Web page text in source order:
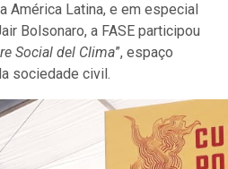
América Latina, e em especial
Bolsonaro, a FASE participou
Social del Clima”, espaço
sociedade civil.